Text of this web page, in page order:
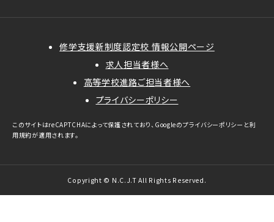
修学支援新制度認定校 情報公開ページ
求人担当者様へ
高等学校進路ご担当者様へ
プライバシーポリシー
Copyright © N.C.J.T All Rights Reserved.
このサイトはreCAPTCHAによって保護されており、Googleのプライバシーポリシー と利
用規約が適用されます。